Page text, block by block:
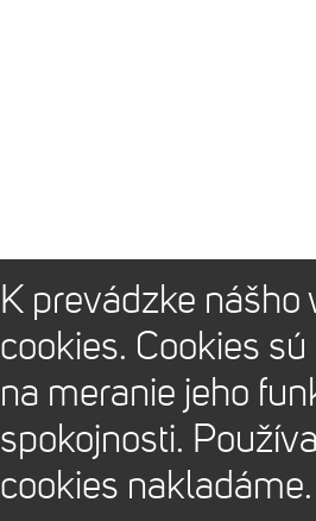
K prevádzke
cookies. Cookies
na meranie jeho
spokojnosti.
cookies nakladáme.